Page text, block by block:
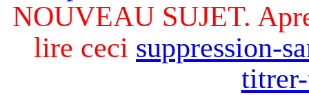
NOUVEAU SUJET.
lire ceci suppression-